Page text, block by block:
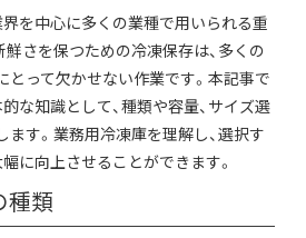
を中心に多くの業種で用いられる重
さを保つための冷凍保存は、多くの
とって欠かせない作業です。本記事で
な知識として、種類や容量、サイズ選
す。業務用冷凍庫を理解し、選択す
に向上させることができます。
種類